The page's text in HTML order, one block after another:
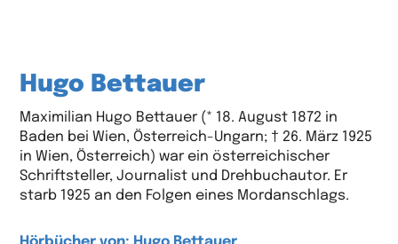
Hugo Bettauer
Maximilian Hugo Bettauer (* 18. August 1872 in
Baden bei Wien, Österreich-Ungarn; † 26. März 1925
in Wien, Österreich) war ein österreichischer
Schriftsteller, Journalist und Drehbuchautor. Er
starb 1925 an den Folgen eines Mordanschlags.